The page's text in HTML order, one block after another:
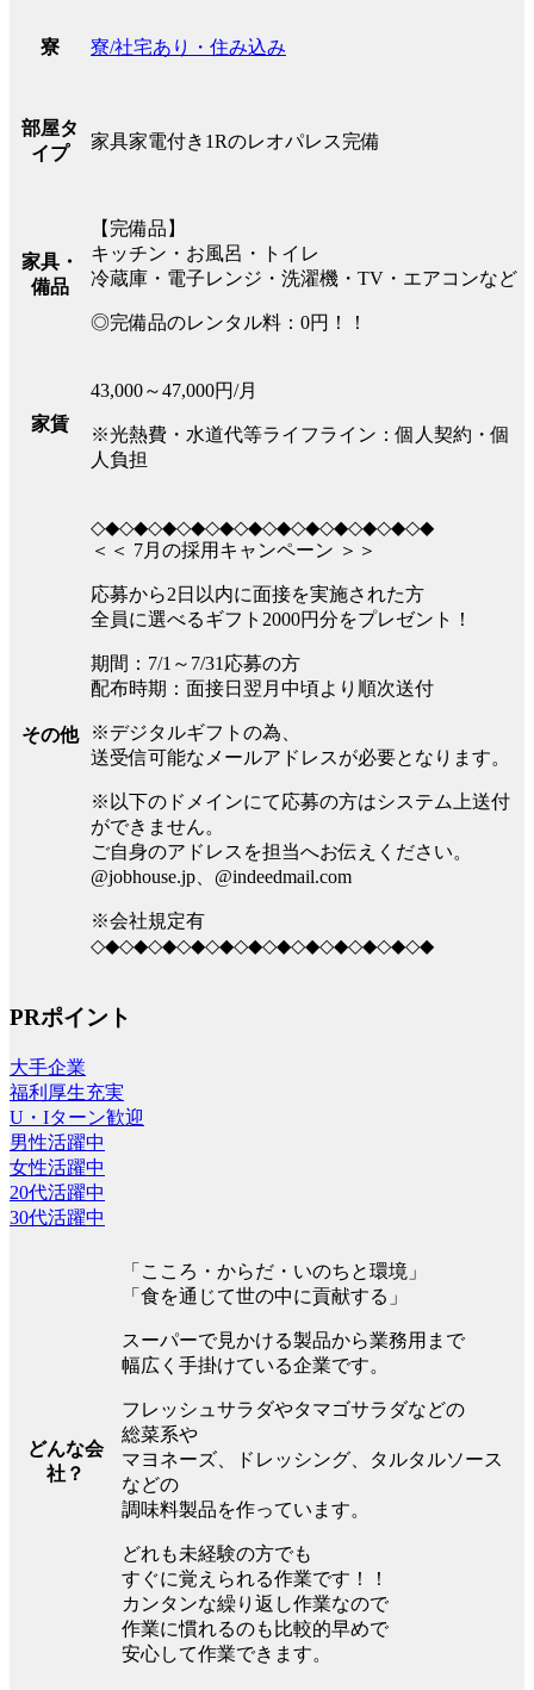
寮 寮/社宅あり・住み込み
部屋タ
イプ
家具家電付き1Rのレオパレス完備
家具・
備品
【完備品】
キッチン・お風呂・トイレ
冷蔵庫・電子レンジ・洗濯機・TV・エアコンなど
◎完備品のレンタル料：0円！！
家賃
43,000～47,000円/月
※光熱費・水道代等ライフライン：個人契約・個
人負担
その他
◇◆◇◆◇◆◇◆◇◆◇◆◇◆◇◆◇◆◇◆◇◆◇◆
＜＜ 7月の採用キャンペーン ＞＞
応募から2日以内に面接を実施された方
全員に選べるギフト2000円分をプレゼント！
期間：7/1～7/31応募の方
配布時期：面接日翌月中頃より順次送付
※デジタルギフトの為、
送受信可能なメールアドレスが必要となります。
※以下のドメインにて応募の方はシステム上送付
ができません。
ご自身のアドレスを担当へお伝えください。
@jobhouse.jp、@indeedmail.com
※会社規定有
◇◆◇◆◇◆◇◆◇◆◇◆◇◆◇◆◇◆◇◆◇◆◇◆
PRポイント
大手企業
福利厚生充実
U・Iターン歓迎
男性活躍中
女性活躍中
20代活躍中
30代活躍中
どんな会
社？
「こころ・からだ・いのちと環境」
「食を通じて世の中に貢献する」
スーパーで見かける製品から業務用まで
幅広く手掛けている企業です。
フレッシュサラダやタマゴサラダなどの
総菜系や
マヨネーズ、ドレッシング、タルタルソース
などの
調味料製品を作っています。
どれも未経験の方でも
すぐに覚えられる作業です！！
カンタンな繰り返し作業なので
作業に慣れるのも比較的早めで
安心して作業できます。